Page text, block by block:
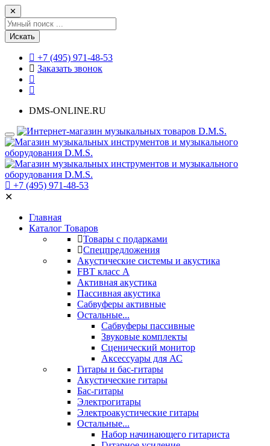
✕
Искать
+7 (495) 971-48-53
Заказать звонок
DMS-ONLINE.RU
+7 (495) 971-48-53
✕
Главная
Каталог Товаров
Товары с подарками
Спецпредложения
Акустические системы и акустика
FBT класс А
Активная акустика
Пассивная акустика
Сабвуферы активные
Остальные...
Сабвуферы пассивные
Звуковые комплекты
Сценический монитор
Аксессуары для АС
Гитары и бас-гитары
Акустические гитары
Бас-гитары
Электрогитары
Электроакустические гитары
Остальные...
Набор начинающего гитариста